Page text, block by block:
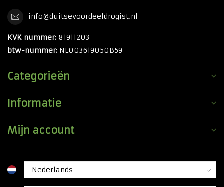
info@duitsevoordeeldrogist.nl
KVK nummer: 81911203
btw-nummer: NL003619050B59
Categorieën
Informatie
Mijn account